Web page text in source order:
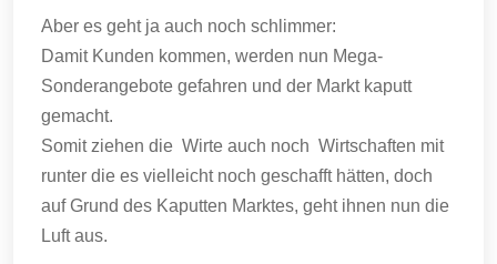
Aber es geht ja auch noch schlimmer:
Damit Kunden kommen, werden nun Mega-
Sonderangebote gefahren und der Markt kaputt
gemacht.
Somit ziehen die Wirte auch noch Wirtschaften mit
runter die es vielleicht noch geschafft hätten, doch
auf Grund des Kaputten Marktes, geht ihnen nun die
Luft aus.